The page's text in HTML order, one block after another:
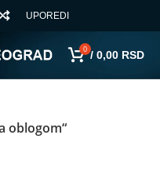
UPOREDI
0 / 0,00 RSD
oblogom“